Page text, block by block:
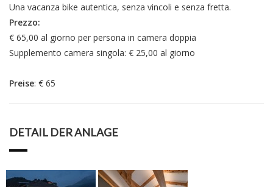
Una vacanza bike autentica, senza vincoli e senza fretta.
Prezzo:
€ 65,00 al giorno per persona in camera doppia
Supplemento camera singola: € 25,00 al giorno
Preise: € 65
DETAIL DER ANLAGE